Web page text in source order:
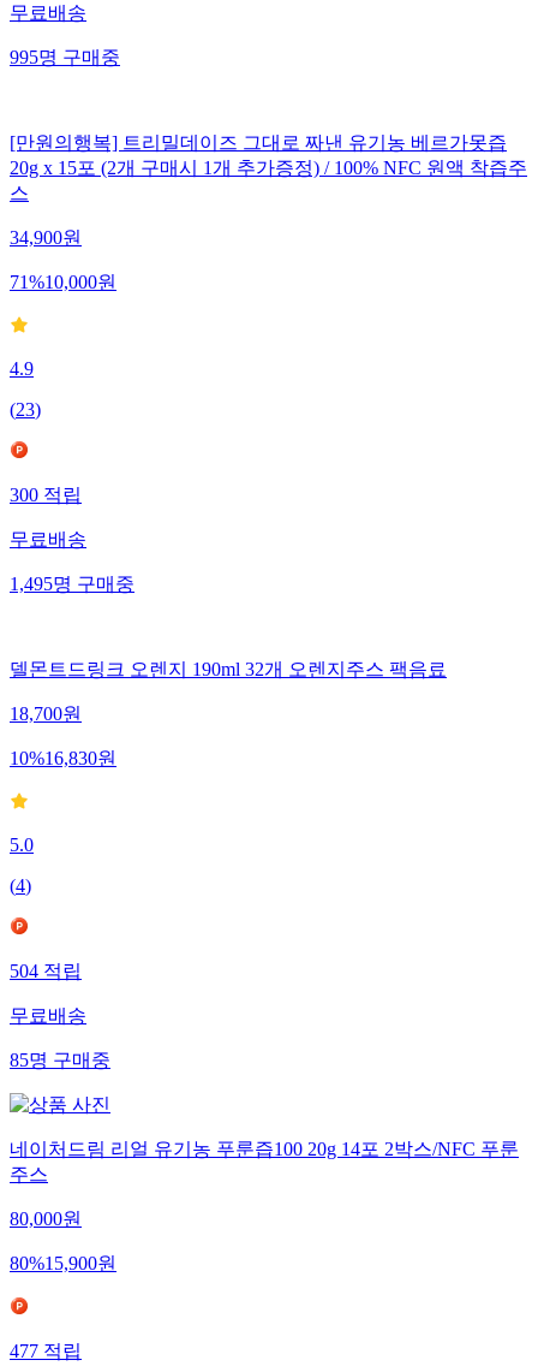
무료배송
995명구매중
[만원의행복] 트리밀데이즈 그대로 짜낸 유기농 베르가못즙
20g x 15포 (2개 구매시 1개 추가증정) / 100% NFC 원액 착즙주
스
34,900원
71%10,000원
4.9
(23)
300적립
무료배송
1,495명구매중
델몬트드링크 오렌지 190ml 32개 오렌지주스 팩음료
18,700원
10%16,830원
5.0
(4)
504적립
무료배송
85명구매중
네이처드림 리얼 유기농 푸룬즙100 20g 14포 2박스/NFC 푸룬
주스
80,000원
80%15,900원
477적립